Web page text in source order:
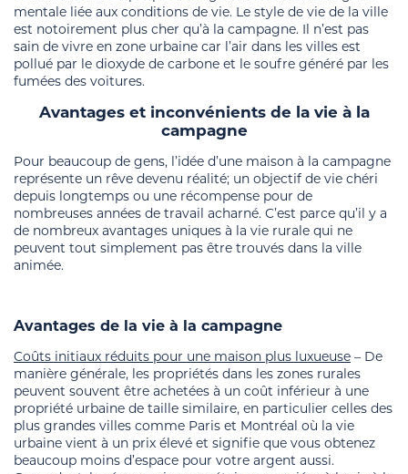
mentale liée aux conditions de vie. Le style de vie de la ville
est notoirement plus cher qu’à la campagne. Il n’est pas
sain de vivre en zone urbaine car l’air dans les villes est
pollué par le dioxyde de carbone et le soufre généré par les
fumées des voitures.
Avantages et inconvénients de la vie à la
campagne
Pour beaucoup de gens, l’idée d’une maison à la campagne
représente un rêve devenu réalité; un objectif de vie chéri
depuis longtemps ou une récompense pour de
nombreuses années de travail acharné. C’est parce qu’il y a
de nombreux avantages uniques à la vie rurale qui ne
peuvent tout simplement pas être trouvés dans la ville
animée.
Avantages de la vie à la campagne
Coûts initiaux réduits pour une maison plus luxueuse – De
manière générale, les propriétés dans les zones rurales
peuvent souvent être achetées à un coût inférieur à une
propriété urbaine de taille similaire, en particulier celles des
plus grandes villes comme Paris et Montréal où la vie
urbaine vient à un prix élevé et signifie que vous obtenez
beaucoup moins d’espace pour votre argent aussi.